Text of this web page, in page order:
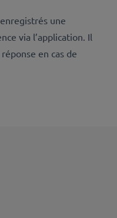
une
via l’application. Il
en cas de